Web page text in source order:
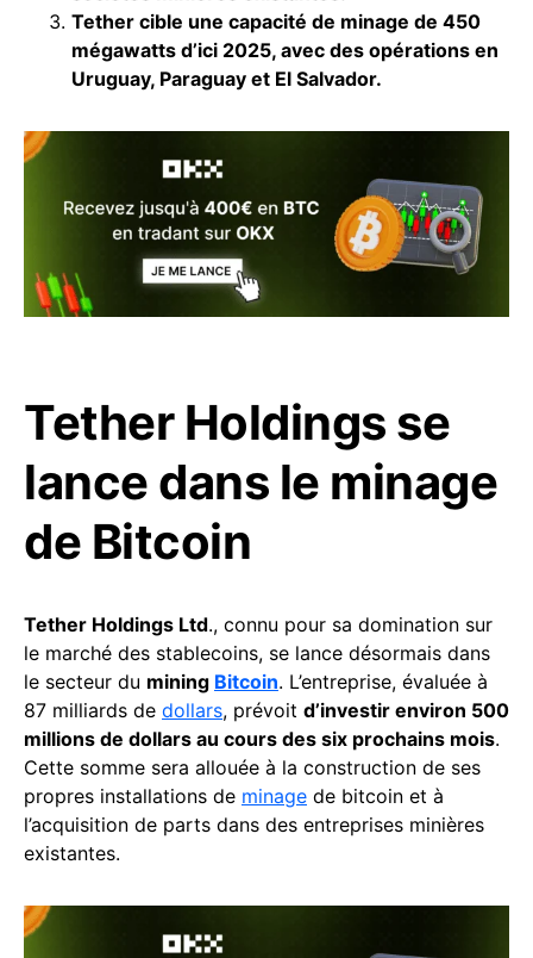
Tether cible une capacité de minage de 450
mégawatts d’ici 2025, avec des opérations en
Uruguay, Paraguay et El Salvador.
Tether Holdings se
lance dans le minage
de Bitcoin
Tether Holdings Ltd., connu pour sa domination sur
le marché des stablecoins, se lance désormais dans
le secteur du mining Bitcoin. L’entreprise, évaluée à
87 milliards de dollars, prévoit d’investir environ 500
millions de dollars au cours des six prochains mois.
Cette somme sera allouée à la construction de ses
propres installations de minage de bitcoin et à
l’acquisition de parts dans des entreprises minières
existantes.